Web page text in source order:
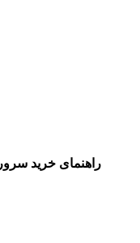
راهنمای خرید سرور